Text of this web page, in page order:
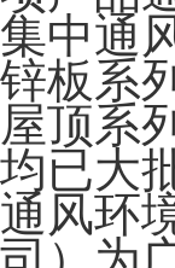
集中通
锌板系
屋顶系
均已大
通风环